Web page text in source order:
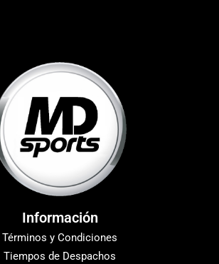
Información
Términos y Condiciones
Tiempos de Despachos